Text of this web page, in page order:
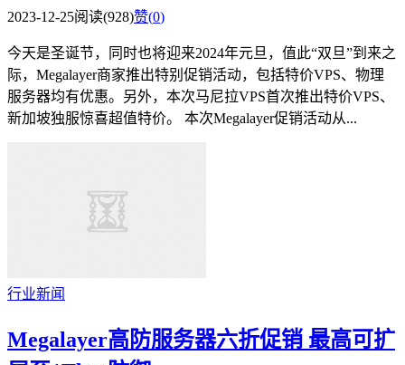
2023-12-25阅读(928)赞(0)
今天是圣诞节，同时也将迎来2024年元旦，值此“双旦”到来之
际，Megalayer商家推出特别促销活动，包括特价VPS、物理
服务器均有优惠。另外，本次马尼拉VPS首次推出特价VPS、
新加坡独服惊喜超值特价。 本次Megalayer促销活动从...
行业新闻
Megalayer高防服务器六折促销 最高可扩